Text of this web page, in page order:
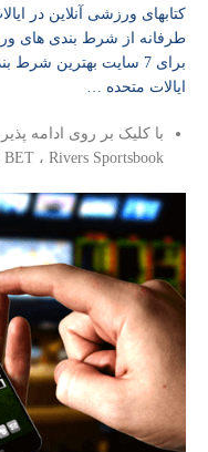
کتابهای ورزشی آنلاین در
طرفانه از شرط بندی های
برای 7 سایت بهترین
ایالات متحده …
با کلیک بر روی ادامه
BET ، Rivers Sportsbook ادامه دارد